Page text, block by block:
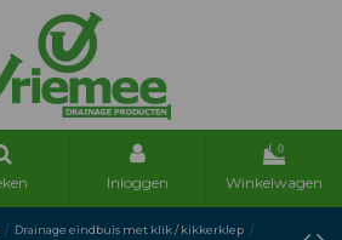
Inloggen
0
Winkelwagen
Drainage eindbuis met klik / kikkerklep